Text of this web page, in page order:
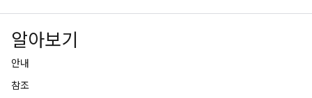
알아보기
안내
참조